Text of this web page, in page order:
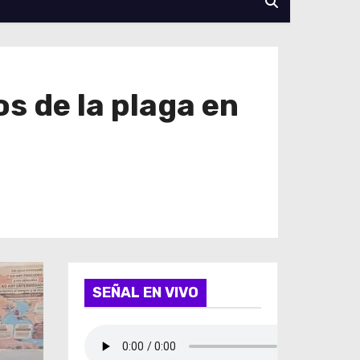
de la plaga en
SEÑAL EN VIVO